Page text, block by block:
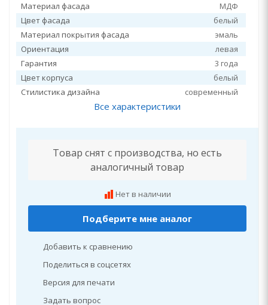
Материал фасада
МДФ
Цвет фасада
белый
Материал покрытия фасада
эмаль
Ориентация
левая
Гарантия
3 года
Цвет корпуса
белый
Стилистика дизайна
современный
Все характеристики
Товар снят с производства, но есть
аналогичный товар
Нет в наличии
Подберите мне аналог
Добавить к сравнению
Поделиться в соцсетях
Версия для печати
Задать вопрос